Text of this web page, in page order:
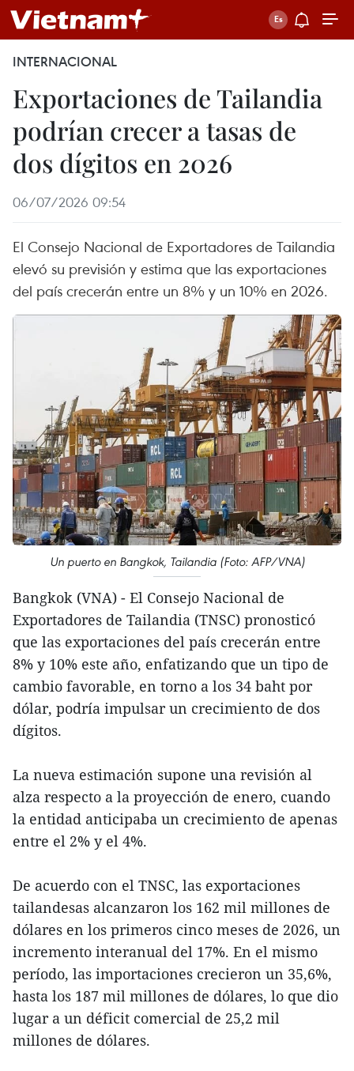
INTERNACIONAL
Exportaciones de Tailandia
podrían crecer a tasas de
dos dígitos en 2026
06/07/2026 09:54
El Consejo Nacional de Exportadores de Tailandia
elevó su previsión y estima que las exportaciones
del país crecerán entre un 8% y un 10% en 2026.
Un puerto en Bangkok, Tailandia (Foto: AFP/VNA)
Bangkok (VNA) - El Consejo Nacional de
Exportadores de Tailandia (TNSC) pronosticó
que las exportaciones del país crecerán entre
8% y 10% este año, enfatizando que un tipo de
cambio favorable, en torno a los 34 baht por
dólar, podría impulsar un crecimiento de dos
dígitos.
La nueva estimación supone una revisión al
alza respecto a la proyección de enero, cuando
la entidad anticipaba un crecimiento de apenas
entre el 2% y el 4%.
De acuerdo con el TNSC, las exportaciones
tailandesas alcanzaron los 162 mil millones de
dólares en los primeros cinco meses de 2026, un
incremento interanual del 17%. En el mismo
período, las importaciones crecieron un 35,6%,
hasta los 187 mil millones de dólares, lo que dio
lugar a un déficit comercial de 25,2 mil
millones de dólares.